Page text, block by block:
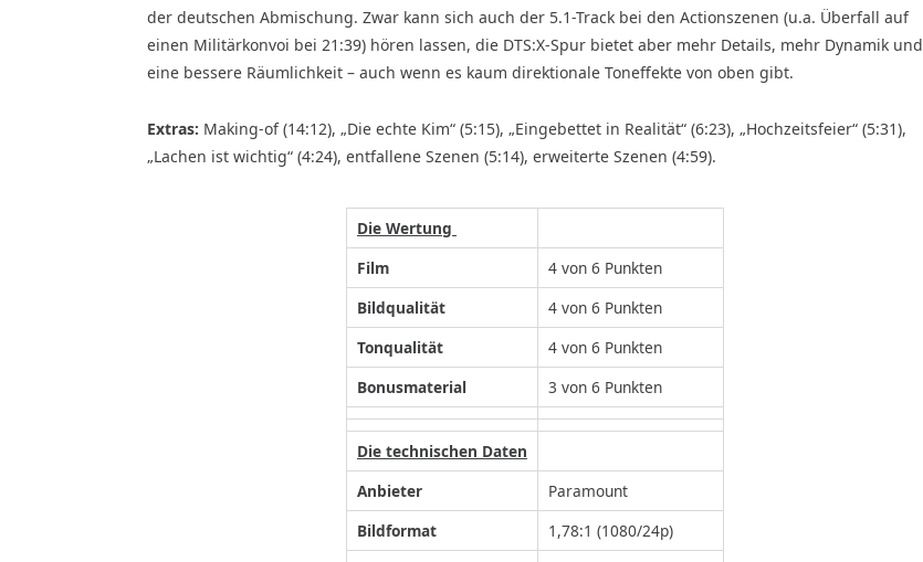
der deutschen Abmischung. Zwar kann sich auch der 5.1-Track bei den Actionszenen (u.a. Überfall auf
einen Militärkonvoi bei 21:39) hören lassen, die DTS:X-Spur bietet aber mehr Details, mehr Dynamik und
eine bessere Räumlichkeit – auch wenn es kaum direktionale Toneffekte von oben gibt.
Extras: Making-of (14:12), „Die echte Kim“ (5:15), „Eingebettet in Realität“ (6:23), „Hochzeitsfeier“ (5:31),
„Lachen ist wichtig“ (4:24), entfallene Szenen (5:14), erweiterte Szenen (4:59).
Die Wertung
Film
4 von 6 Punkten
Bildqualität
4 von 6 Punkten
Tonqualität
4 von 6 Punkten
Bonusmaterial
3 von 6 Punkten
Die technischen Daten
Anbieter
Paramount
Bildformat
1,78:1 (1080/24p)